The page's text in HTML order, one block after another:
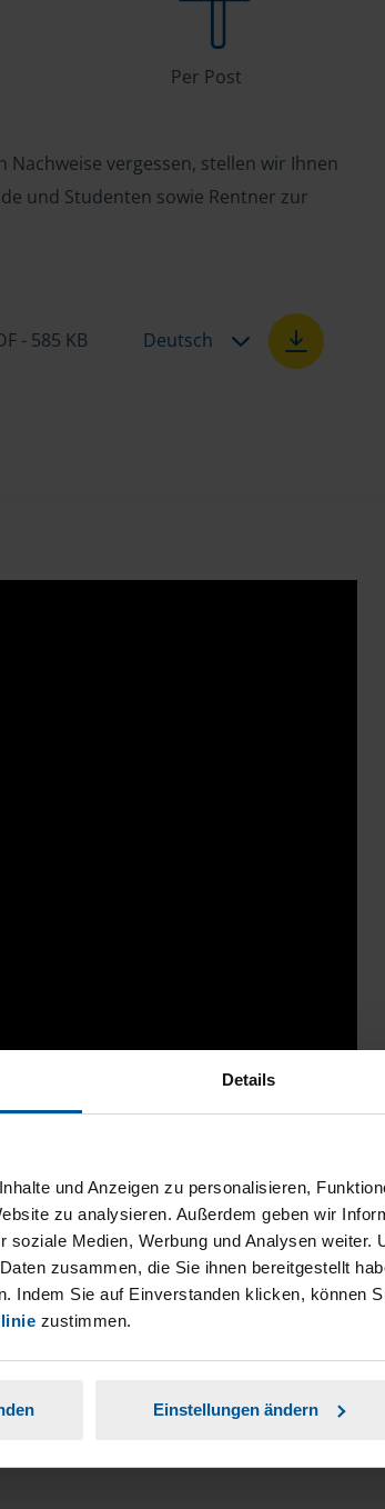
Details
und Anzeigen zu personalisieren,
zu analysieren. Außerdem geben wir
soziale Medien, Werbung und Analysen weiter.
zusammen, die Sie ihnen bereitgestellt
Indem Sie auf Einverstanden klicken, können
zustimmen.
Einstellungen ändern
Per Post
vergessen, stellen wir Ihnen
und Studenten sowie Rentner zur
- 585 KB Deutsch
Zeit und Porto sparen und jederzeit